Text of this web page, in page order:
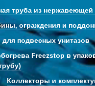
труба из нержавеющей
ограждения и
для подвесных унитазов
Freezstop в
Коллекторы и